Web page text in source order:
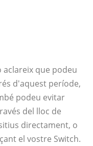
que podeu
d'aquest període,
podeu evitar
del lloc de
directament, o
el vostre Switch.